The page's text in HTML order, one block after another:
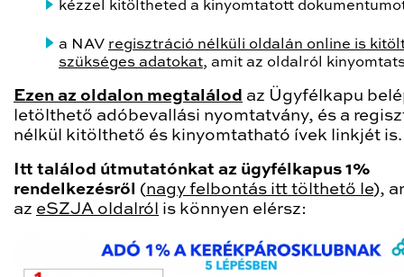
kézzel kitöltheted a kinyomtatott
a NAV regisztráció nélküli oldalán online is
szükséges adatokat, amit az oldalról
Ezen az oldalon megtalálod az Ügyfélkapu
letölthető adóbevallási nyomtatvány, és a
nélkül kitölthető és kinyomtatható ívek linkjét is.
Itt találod útmutatónkat az ügyfélkapus 1%
rendelkezésről (nagy felbontás itt tölthető le),
az eSZJA oldalról is könnyen elérsz: